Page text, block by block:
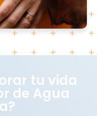
tu vida
de Agua